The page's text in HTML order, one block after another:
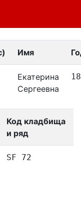
Имя
Екатерина
Сергеевна
Код кладбища
и ряд
SF 72